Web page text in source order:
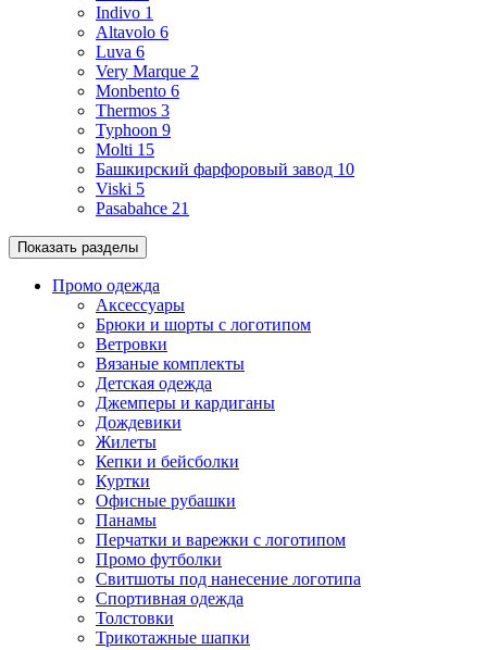
Indivo 1
Altavolo 6
Luva 6
Very Marque 2
Monbento 6
Thermos 3
Typhoon 9
Molti 15
Башкирский фарфоровый завод 10
Viski 5
Pasabahce 21
Показать разделы
Промо одежда
Аксессуары
Брюки и шорты с логотипом
Ветровки
Вязаные комплекты
Детская одежда
Джемперы и кардиганы
Дождевики
Жилеты
Кепки и бейсболки
Куртки
Офисные рубашки
Панамы
Перчатки и варежки с логотипом
Промо футболки
Свитшоты под нанесение логотипа
Спортивная одежда
Толстовки
Трикотажные шапки